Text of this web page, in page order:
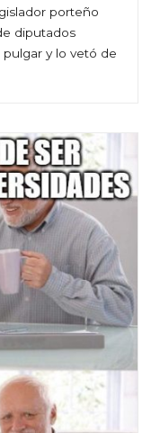
porteño
diputados
y lo vetó de